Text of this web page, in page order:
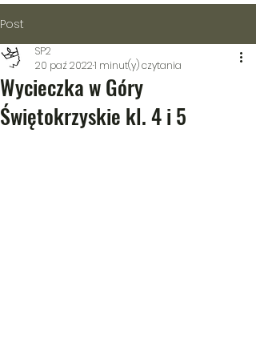
Post
Wycieczka w Góry
Świętokrzyskie kl. 4 i 5
SP2
20 paź 20221 minut(y) czytania